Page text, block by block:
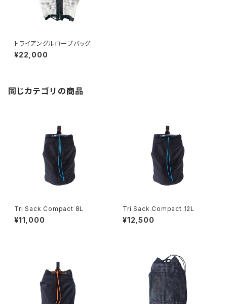
トライアングルロープバッグ
¥22,000
同じカテゴリの商品
Tri Sack Compact 8L
¥11,000
Tri Sack Compact 12L
¥12,500